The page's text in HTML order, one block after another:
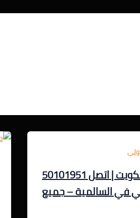
تكسي السالمية الكويت | اتصل 50101951
في السالمية – جميع